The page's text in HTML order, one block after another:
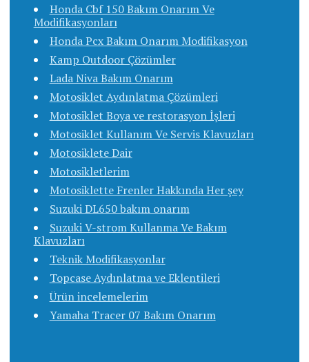
Honda Cbf 150 Bakım Onarım Ve
Modifikasyonları
Honda Pcx Bakım Onarım Modifikasyon
Kamp Outdoor Çözümler
Lada Niva Bakım Onarım
Motosiklet Aydınlatma Çözümleri
Motosiklet Boya ve restorasyon İşleri
Motosiklet Kullanım Ve Servis Klavuzları
Motosiklete Dair
Motosikletlerim
Motosiklette Frenler Hakkında Her şey
Suzuki DL650 bakım onarım
Suzuki V-strom Kullanma Ve Bakım
Klavuzları
Teknik Modifikasyonlar
Topcase Aydınlatma ve Eklentileri
Ürün incelemelerim
Yamaha Tracer 07 Bakım Onarım